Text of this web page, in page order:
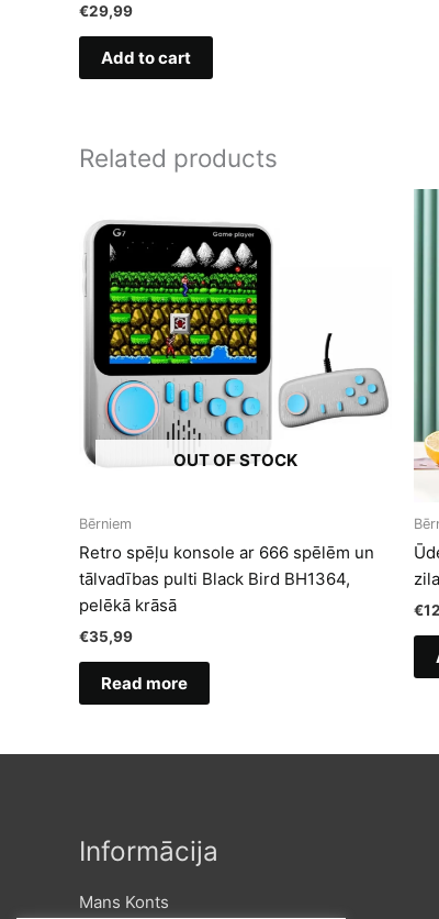
€29,99
Add to cart
Related products
OUT OF STOCK
Bērniem
Retro spēļu konsole ar 666 spēlēm un
tālvadības pulti Black Bird BH1364,
pelēkā krāsā
€35,99
Read more
zila
€
Informācija
Mans Konts